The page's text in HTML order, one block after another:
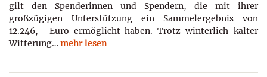
gilt den Spenderinnen und Spendern, die mit ihrer
großzügigen Unterstützung ein Sammelergebnis von
12.246,– Euro ermöglicht haben. Trotz winterlich-kalter
Witterung… mehr lesen